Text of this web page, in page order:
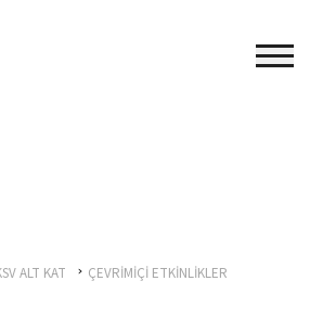
ALT KAT ÇEVRİMİÇİ ETKİNLİKLER